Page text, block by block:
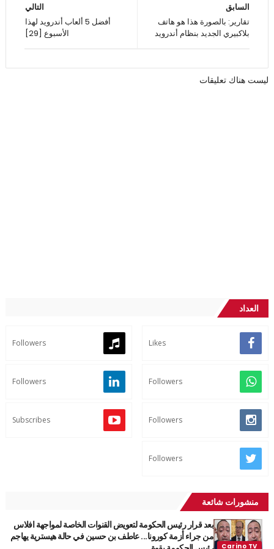
التالي
أفضل 5 ألعاب أندرويد لهذا
الأسبوع [29]
السابق
تقارير: بالصورة هذا هو هاتف
بلاكبيري الجديد بنظام أندرويد
ليست هناك تعليقات
العداد
Likes
Followers
Followers
Followers
Followers
Subscribes
Followers
منشورات شائعة
بعد قرار رئيس الحكومة لتعويض القنوات الخاصة لمواجهة افلاس
من جراء أزمة كورونا... عاطف بن حسين في حالة هيسترية يهاجم